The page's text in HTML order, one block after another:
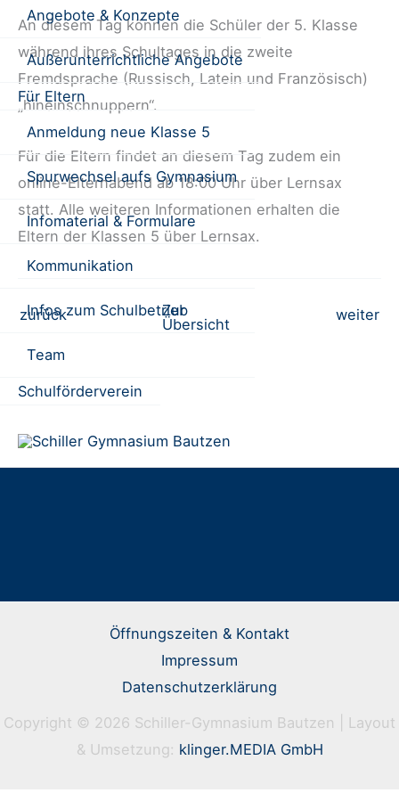
Angebote & Konzepte
Außerunterrichtliche Angebote
Für Eltern
Anmeldung neue Klasse 5
Spurwechsel aufs Gymnasium
Infomaterial & Formulare
Kommunikation
Infos zum Schulbetrieb
Team
Schulförderverein
An diesem Tag können die Schüler der 5. Klasse
während ihres Schultages in die zweite
Fremdsprache (Russisch, Latein und Französisch)
„hineinschnuppern“.
Für die Eltern findet an diesem Tag zudem ein
online-Elternabend ab 18:00 Uhr über Lernsax
statt. Alle weiteren Informationen erhalten die
Eltern der Klassen 5 über Lernsax.
Beitrags-
zurück
Zur
Übersicht
weiter
Öffnungszeiten & Kontakt
Impressum
Datenschutzerklärung
Copyright © 2026 Schiller-Gymnasium Bautzen | Layout
& Umsetzung: klinger.MEDIA GmbH